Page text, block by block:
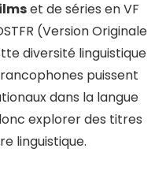
et de séries en VF
(Version Originale
diversité linguistique
puissent
dans la langue
explorer des titres
linguistique.